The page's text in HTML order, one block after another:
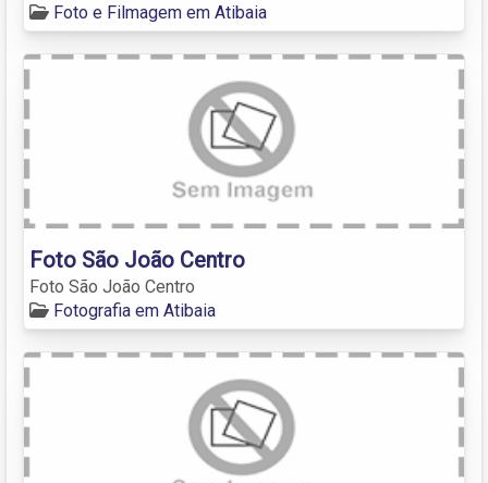
Foto e Filmagem em Atibaia
Foto São João Centro
Foto São João Centro
Fotografia em Atibaia